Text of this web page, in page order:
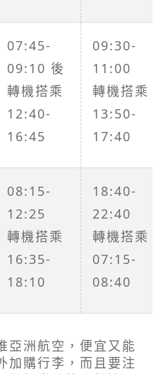
07:45-
09:10 後
轉機搭乘
12:40-
16:45
09:30-
11:00
轉機搭乘
13:50-
17:40
08:15-
12:25
轉機搭乘
16:35-
18:10
18:40-
22:40
轉機搭乘
07:15-
08:40
亞洲航空，便宜又能
加購行李，而且要注